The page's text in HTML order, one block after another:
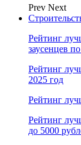
Prev Next
Рейтинг
заусенцев
Рейтинг
2025 год
Рейтинг
Рейтинг
до 5000